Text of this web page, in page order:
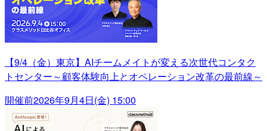
【9/4（金）東京】AIチームメイトが変える次世代コンタク
トセンター～顧客体験向上とオペレーション改革の最前線～
開催前2026年9月4日(金) 15:00